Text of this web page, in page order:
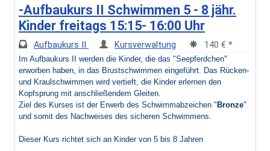
-Aufbaukurs II Schwimmen 5 - 8 jähr.
Kinder freitags 15:15- 16:00 Uhr
Aufbaukurs II Kursverwaltung 140 € *
Im Aufbaukurs II werden die Kinder, die das "Seepferdchen"
erworben haben, in das Brustschwimmen eingeführt. Das Rücken-
und Kraulschwimmen wird vertieft, die Kinder erlernen den
Kopfsprung mit anschließendem Gleiten.
Ziel des Kurses ist der Erwerb des Schwimmabzeichen " Bronze"
und somit des Nachweises des sicheren Schwimmens.
Dieser Kurs richtet sich an Kinder von 5 bis 8 Jahren